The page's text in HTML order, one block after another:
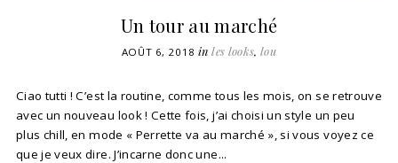
Un tour au marché
AOÛT 6, 2018 inles looks,lou
Ciao tutti ! C’est la routine, comme tous les mois, on se retrouve
avec un nouveau look ! Cette fois, j’ai choisi un style un peu
plus chill, en mode « Perrette va au marché », si vous voyez ce
que je veux dire. J’incarne donc une...